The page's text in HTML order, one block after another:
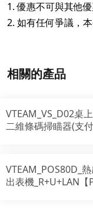
1. 優惠不可與其他優
2. 如有任何爭議，
相關的產品
VTEAM_VS_D02桌
二維條碼掃瞄器(支
VTEAM_POS80D_
出表機_R+U+LAN【